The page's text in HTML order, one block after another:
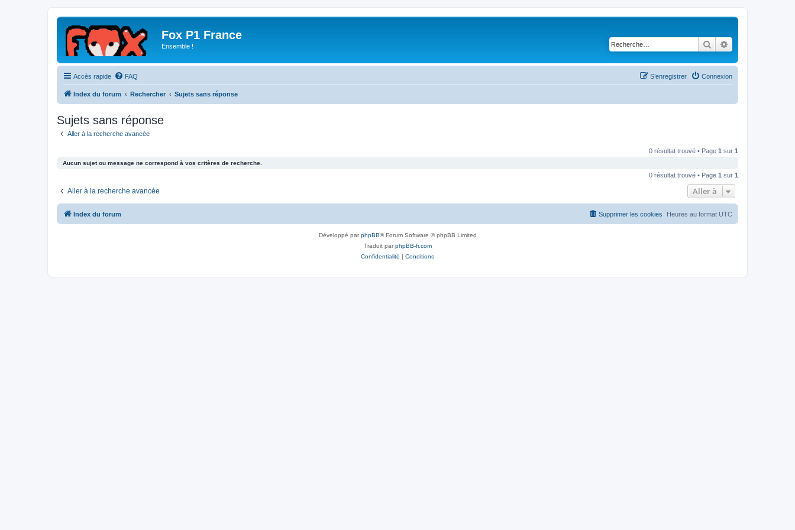
Fox P1 France
Ensemble ! Rechercher
Accès rapide FAQ Connexion
S’enregistrer
Index du forum Rechercher Sujets sans réponse
Sujets sans réponse
Aller à la recherche avancée
0 résultat trouvé • Page 1 sur 1
Aucun sujet ou message ne correspond à vos critères de recherche.
0 résultat trouvé • Page 1 sur 1
Aller à la recherche avancée Aller à
Index du forum Heures au format UTC
Supprimer les cookies
Développé parphpBB® Forum Software © phpBB Limited
Traduit parphpBB-fr.com
Confidentialité | Conditions